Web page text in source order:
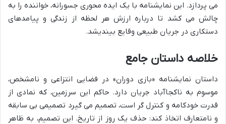
می پردازد. این نمایشنامه با یک ایده محوری جسورانه، خواننده را به
چالش می کشد تا درباره ارزش هر لحظه از زندگی و پیامدهای
دستکاری در جریان طبیعی وقایع بیندیشد.
خلاصه داستان جامع
داستان نمایشنامه «بازی دوران» در فضایی انتزاعی و نامشخص،
موسوم به ناکجاآباد جریان دارد. حاکم این سرزمین، که نمادی از
قدرت خودکامه و کنترل گر است، تصمیم می گیرد تصمیمی بی سابقه
و نامتعارف اتخاذ کند: حذف یک روز از تاریخ. این تصمیم، به ظاهر